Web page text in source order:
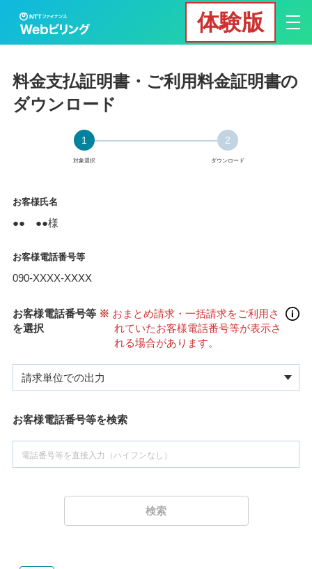
体験版
料金支払証明書・ご利用料金証明書の
ダウンロード
1
対象選択
2
ダウンロード
お客様氏名
●● ●●様
お客様電話番号等
090-XXXX-XXXX
お客様電話番号等
を選択
おまとめ請求・一括請求をご利用さ
れていたお客様電話番号等が表示さ
れる場合があります。
お客様電話番号等を検索
検索